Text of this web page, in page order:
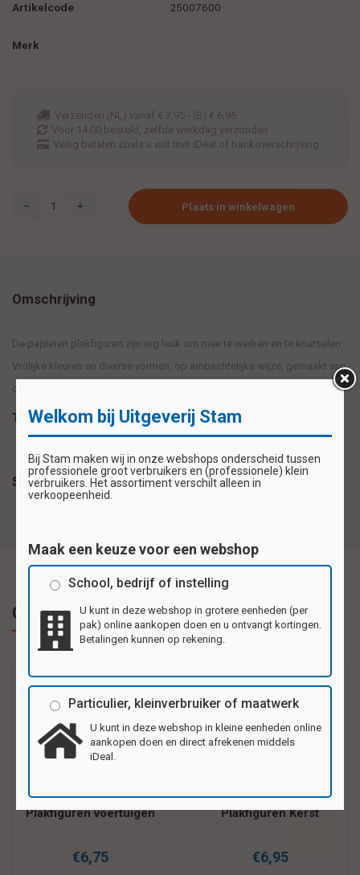
Artikelcode 25007600
Merk
Verzenden (NL) vanaf € 3,95 - (B) € 6,95
Voor 14:00 besteld, zelfde werkdag verzonden
Veilig betalen zoals u wilt met iDeal of bankoverschrijving
Plaats in winkelwagen
Omschrijving
De papieren plakfiguren zijn erg leuk om mee te werken en te knutselen.
Vrolijke kleuren en diverse vormen, op ambachtelijke wijze, gemaakt van
ongegomd glanspapier. Inhoud: 200 stuks
Tags
Specificaties
Gerelateerde producten
Plakfiguren voertuigen
€6,75
Plakfiguren Kerst
€6,95
Welkom bij Uitgeverij Stam
Bij Stam maken wij in onze webshops onderscheid tussen
professionele groot verbruikers en (professionele) klein
verbruikers. Het assortiment verschilt alleen in
verkoopeenheid.
Maak een keuze voor een webshop
School, bedrijf of instelling
U kunt in deze webshop in grotere eenheden (per
pak) online aankopen doen en u ontvangt kortingen.
Betalingen kunnen op rekening.
Particulier, kleinverbruiker of maatwerk
U kunt in deze webshop in kleine eenheden online
aankopen doen en direct afrekenen middels
iDeal.